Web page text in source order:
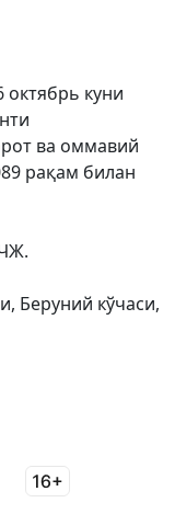
октябрь куни
ва оммавий
рақам билан
Беруний кўчаси,